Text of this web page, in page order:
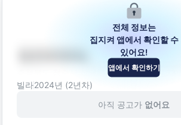
충청북도 청주시 상당구 동남로109번길 13-5
빌라2024년 (2년차)
아직 공고가 없어요
전체 정보는
집지켜 앱에서 확인할 수
있어요!
앱에서 확인하기